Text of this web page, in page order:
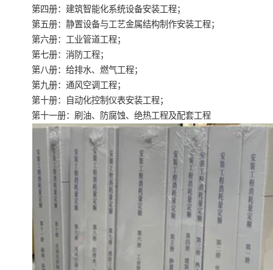
第四册：建筑智能化系统设备安装工程；
第五册：静置设备与工艺金属结构制作安装工程；
第六册：工业管道工程；
第七册：消防工程；
第八册：给排水、燃气工程；
第九册：通风空调工程；
第十册：自动化控制仪表安装工程；
第十一册：刷油、防腐蚀、绝热工程及配套工程